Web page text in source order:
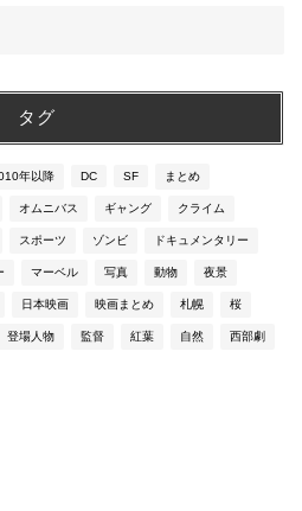
タグ
年以降 DC SF まとめ
オムニバス ギャング クライム
スポーツ ゾンビ ドキュメンタリー
マーベル 写真 動物 夜景
日本映画 映画まとめ 札幌 桜
登場人物 監督 紅葉 自然 西部劇